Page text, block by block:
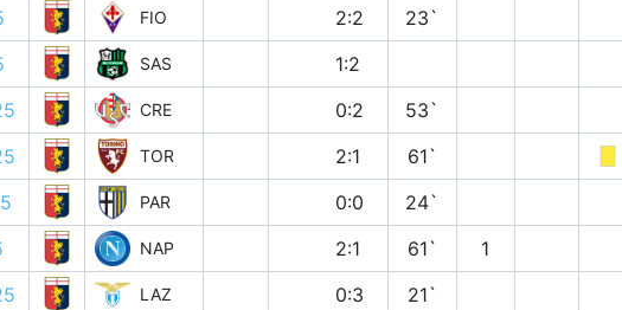
FIO 2:2 23`
SAS
1:2
CRE 0:2
53`
TOR 2:1
61`
PAR 0:0
24`
NAP 2:1 61`
1
LAZ 0:3
21`